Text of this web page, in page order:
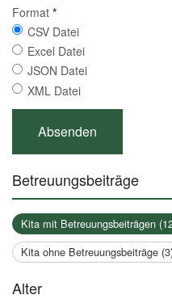
Format *
CSV Datei
Excel Datei
JSON Datei
XML Datei
Betreuungsbeiträge
Kita mit Betreuungsbeiträgen
Kita ohne Betreuungsbeiträge
Alter